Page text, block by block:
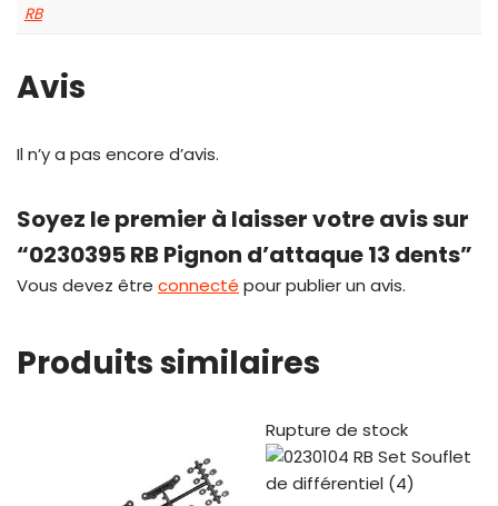
RB
Avis
Il n’y a pas encore d’avis.
Soyez le premier à laisser votre avis sur
“0230395 RB Pignon d’attaque 13 dents”
Vous devez être connecté pour publier un avis.
Produits similaires
Rupture de stock